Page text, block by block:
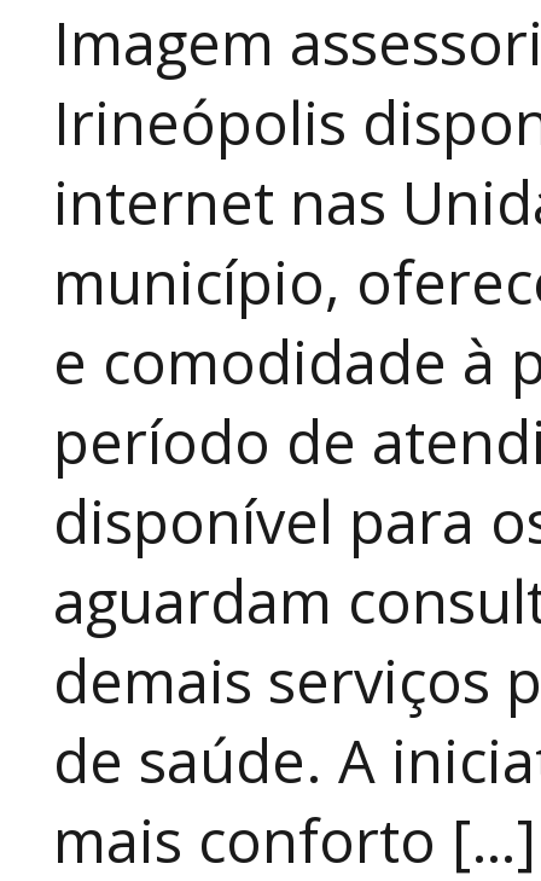
Imagem
Irineópolis
internet nas
município,
e comodidade à
período de
disponível para
aguardam
demais serviços
de saúde. A
mais conforto […]